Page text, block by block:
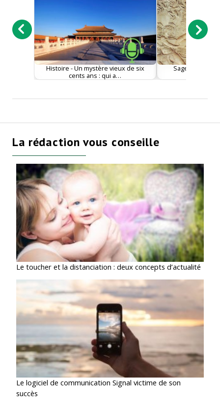
Histoire - Un mystère vieux de six
cents ans : qui a…
Sagesse - La
La rédaction vous conseille
Le toucher et la distanciation : deux concepts d’actualité
Le logiciel de communication Signal victime de son
succès